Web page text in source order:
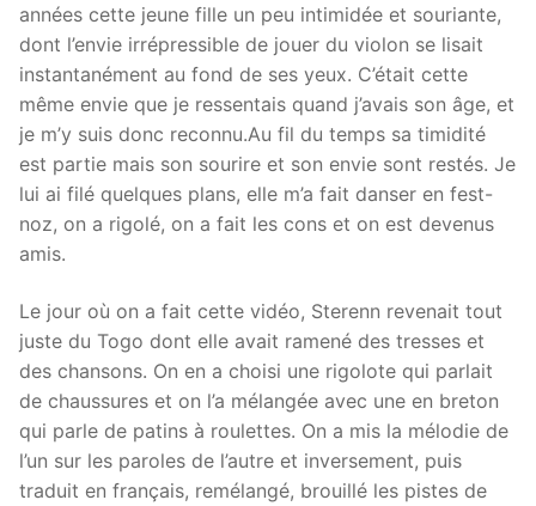
années cette jeune fille un peu intimidée et souriante,
dont l’envie irrépressible de jouer du violon se lisait
instantanément au fond de ses yeux. C’était cette
même envie que je ressentais quand j’avais son âge, et
je m’y suis donc reconnu.Au fil du temps sa timidité
est partie mais son sourire et son envie sont restés. Je
lui ai filé quelques plans, elle m’a fait danser en fest-
noz, on a rigolé, on a fait les cons et on est devenus
amis.
Le jour où on a fait cette vidéo, Sterenn revenait tout
juste du Togo dont elle avait ramené des tresses et
des chansons. On en a choisi une rigolote qui parlait
de chaussures et on l’a mélangée avec une en breton
qui parle de patins à roulettes. On a mis la mélodie de
l’un sur les paroles de l’autre et inversement, puis
traduit en français, remélangé, brouillé les pistes de